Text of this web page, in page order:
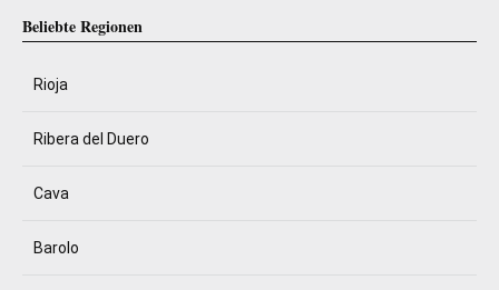
Beliebte Regionen
Rioja
Ribera del Duero
Cava
Barolo